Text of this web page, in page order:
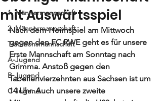
1. Männermannschaft
2. Männermannschaft
Traditionsmannschaft
A-Jugend
B-Jugend
C-Jugend
mit Auswärtsspiel
Nach dem Heimspiel am Mittwoch
gegen den FC RWE geht es für unsere
Erste Mannschaft am Sonntag nach
Grimma. Anstoß gegen den
Tabellenvierzehnten aus Sachsen ist um
14 Uhr. Auch unsere zweite